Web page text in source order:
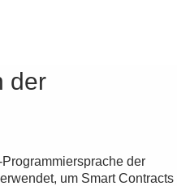
der
der
um Smart Contracts